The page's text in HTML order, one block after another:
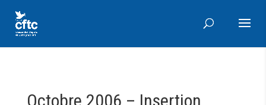
Octobre 2006 – Insertion